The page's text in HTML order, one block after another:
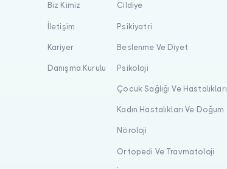
Biz Kimiz
İletişim
Kariyer
Danışma Kurulu
Cildiye
Psikiyatri
Beslenme Ve Diyet
Psikoloji
Çocuk Sağlığı Ve Hastalıkları
Kadın Hastalıkları Ve Doğum
Nöroloji
Ortopedi Ve Travmatoloji